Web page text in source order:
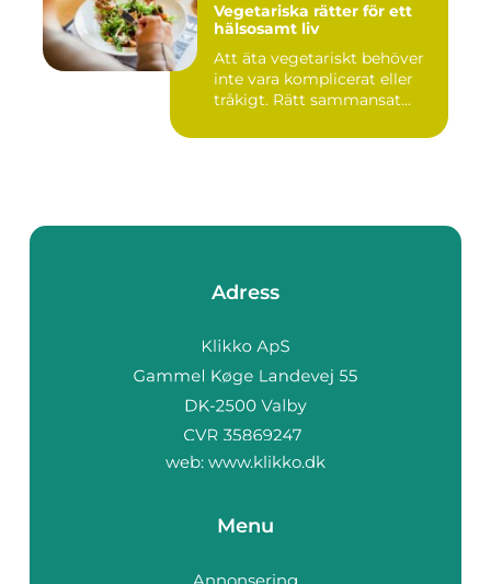
Vegetariska rätter för ett
hälsosamt liv
Att äta vegetariskt behöver
inte vara komplicerat eller
tråkigt. Rätt sammansat...
Adress
web: www.klikko.dk
Menu
Annonsering